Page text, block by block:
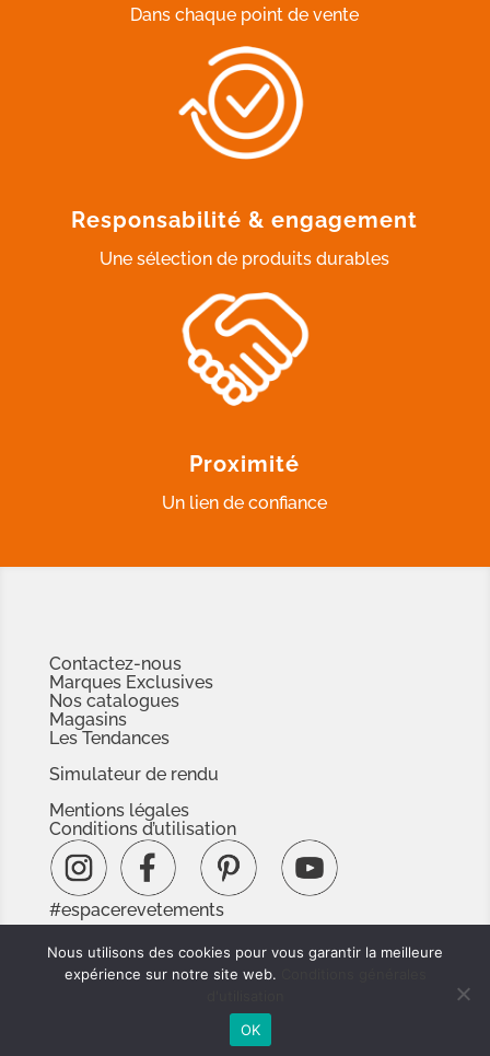
Dans chaque point de vente
Responsabilité & engagement
Une sélection de produits durables
Proximité
Un lien de confiance
Contactez-nous
Marques Exclusives
Nos catalogues
Magasins
Les Tendances
Simulateur de rendu
Mentions légales
Conditions d’utilisation
#espacerevetements
www.espacedoc.fr
www.signnaturedexception.com
Nous utilisons des cookies pour vous garantir la meilleure
expérience sur notre site web.
OK